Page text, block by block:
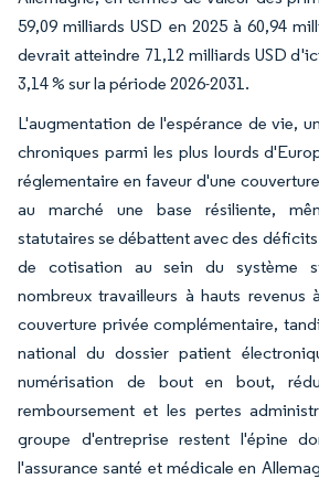
59,09 milliards USD en 2025 à 60,94
devrait atteindre 71,12 milliards USD
3,14 % sur la période 2026-2031.
L'augmentation de l'espérance de vie,
chroniques parmi les plus lourds
réglementaire en faveur d'une
au marché une base résiliente,
statutaires se débattent avec des
de cotisation au sein du système
nombreux travailleurs à hauts revenus
couverture privée complémentaire,
national du dossier patient
numérisation de bout en bout,
remboursement et les pertes
groupe d'entreprise restent l'épine
l'assurance santé et médicale en